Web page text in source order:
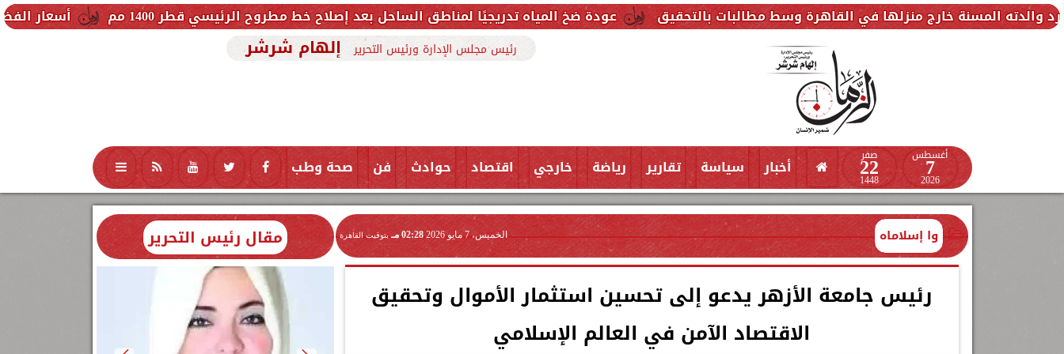
أسعار الفضة في مصر اليوم الجمعة 7 أغسطس 2026.. عودة ضخ المياه تدريجيًا لمناطق الساحل بعد إصلاح خط مطروح الرئيسي قطر 1400 مم خارج منزلها في القاهرة وسط مطالبات بالتحقيق
رئيس مجلس الإدارة ورئيس التحرير إلهام شرشر
أغسطس
7
2026
صفر
22
1448
أخبار سياسة تقارير رياضة خارجي اقتصاد حوادث فن صحة وطب تكنولوجيا منوعات محافظات
وا إسلاماه الخميس، 7 مايو 2026 02:28 مـ بتوقيت القاهرة
رئيس جامعة الأزهر يدعو إلى تحسين استثمار الأموال وتحقيق
الاقتصاد الآمن في العالم الإسلامي
مقال رئيس التحرير